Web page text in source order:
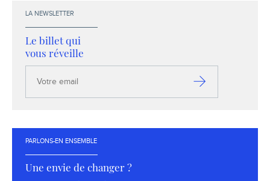
LA NEWSLETTER
Le billet qui
vous réveille
email
S’inscrire
PARLONS-EN ENSEMBLE
Une envie de changer ?